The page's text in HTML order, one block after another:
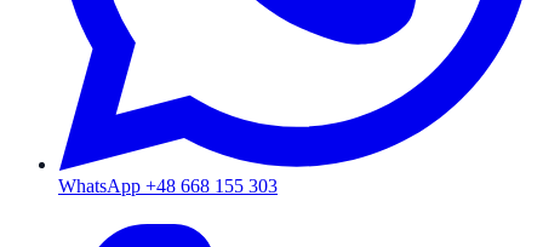
WhatsApp +48 668 155 303